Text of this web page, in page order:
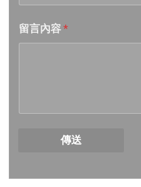
Week 18│2026-5-2
留言內容*
傳送